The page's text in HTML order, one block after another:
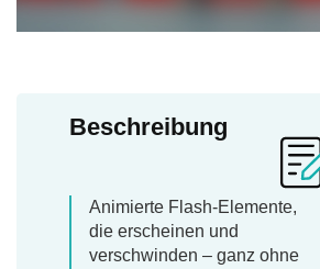
Beschreibung
Animierte Flash-Elemente,
die erscheinen und
verschwinden – ganz ohne